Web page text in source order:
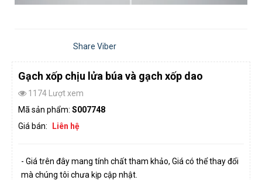
Share Viber
Gạch xốp chịu lửa búa và gạch xốp dao
1174 Lượt xem
Mã sản phẩm: S007748
Giá bán:
Liên hệ
- Giá trên đây mang tính chất tham khảo, Giá có thể thay đổi
mà chúng tôi chưa kịp cập nhật.